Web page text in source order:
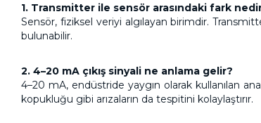
1. Transmitter ile sensör arasındaki fark
Sensör, fiziksel veriyi algılayan birimdir.
bulunabilir.
2. 4–20 mA çıkış sinyali ne anlama gelir?
4–20 mA, endüstride yaygın olarak kullanılan
kopukluğu gibi arızaların da tespitini kolaylaştırır.